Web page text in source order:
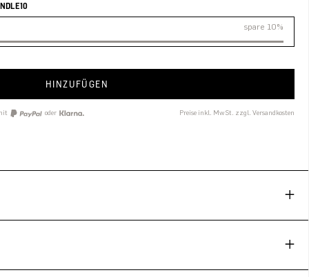
spare 10%
HINZUFÜGEN
oder Preise inkl. MwSt. zzgl. Versandkosten